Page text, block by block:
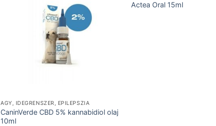
AGY, IDEGRENSZER, EPILEPSZIA
CaninVerde CBD 5% kannabidiol olaj
10ml
Actea Oral 15ml